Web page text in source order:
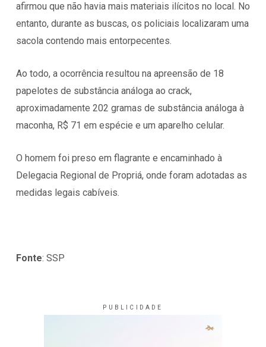
afirmou que não havia mais materiais ilícitos no local. No
entanto, durante as buscas, os policiais localizaram uma
sacola contendo mais entorpecentes.
Ao todo, a ocorrência resultou na apreensão de 18
papelotes de substância análoga ao crack,
aproximadamente 202 gramas de substância análoga à
maconha, R$ 71 em espécie e um aparelho celular.
O homem foi preso em flagrante e encaminhado à
Delegacia Regional de Propriá, onde foram adotadas as
medidas legais cabíveis.
Fonte: SSP